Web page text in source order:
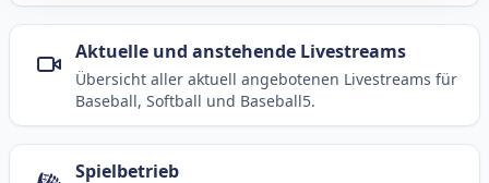
Aktuelle und anstehende Livestreams
Übersicht aller aktuell angebotenen Livestreams für
Baseball, Softball und Baseball5.
Spielbetrieb
schicken.